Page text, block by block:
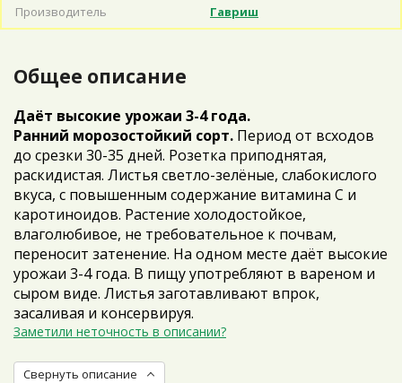
Производитель
Гавриш
Общее описание
Даёт высокие урожаи 3-4 года.
Ранний морозостойкий сорт. Период от всходов
до срезки 30-35 дней. Розетка приподнятая,
раскидистая. Листья светло-зелёные, слабокислого
вкуса, с повышенным содержание витамина С и
каротиноидов. Растение холодостойкое,
влаголюбивое, не требовательное к почвам,
переносит затенение. На одном месте даёт высокие
урожаи 3-4 года. В пищу употребляют в вареном и
сыром виде. Листья заготавливают впрок,
засаливая и консервируя.
Заметили неточность в описании?
Свернуть описание